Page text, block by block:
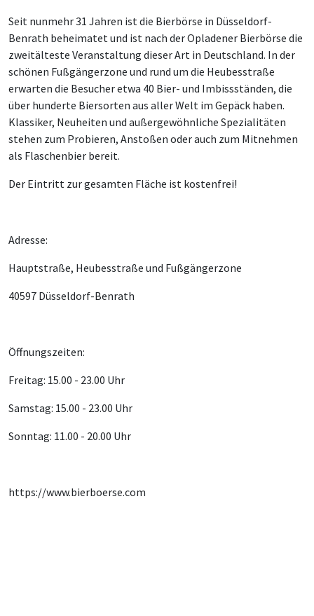
Seit nunmehr 31 Jahren ist die Bierbörse in Düsseldorf-
Benrath beheimatet und ist nach der Opladener Bierbörse die
zweitälteste Veranstaltung dieser Art in Deutschland. In der
schönen Fußgängerzone und rund um die Heubesstraße
erwarten die Besucher etwa 40 Bier- und Imbissständen, die
über hunderte Biersorten aus aller Welt im Gepäck haben.
Klassiker, Neuheiten und außergewöhnliche Spezialitäten
stehen zum Probieren, Anstoßen oder auch zum Mitnehmen
als Flaschenbier bereit.
Der Eintritt zur gesamten Fläche ist kostenfrei!
Adresse:
Hauptstraße, Heubesstraße und Fußgängerzone
40597 Düsseldorf-Benrath
Öffnungszeiten:
Freitag: 15.00 - 23.00 Uhr
Samstag: 15.00 - 23.00 Uhr
Sonntag: 11.00 - 20.00 Uhr
https://www.bierboerse.com